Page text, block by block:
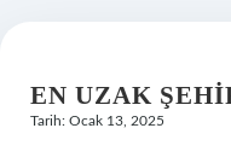
EN UZAK
Tarih: Ocak 13, 2025